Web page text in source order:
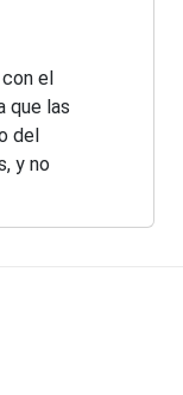
el
que las
del
y no